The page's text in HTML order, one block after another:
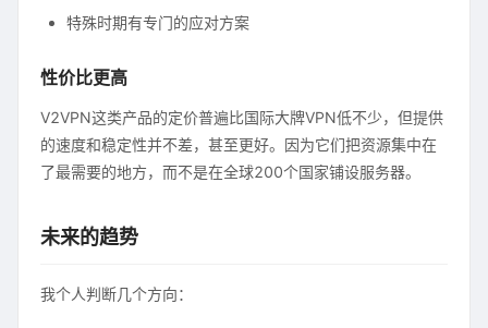
特殊时期有专门的应对方案
性价比更高
V2VPN这类产品的定价普遍比国际大牌VPN低不少，但提供
的速度和稳定性并不差，甚至更好。因为它们把资源集中在
了最需要的地方，而不是在全球200个国家铺设服务器。
未来的趋势
我个人判断几个方向：